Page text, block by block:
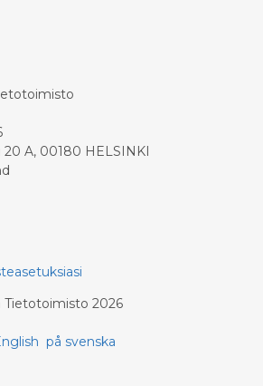
20 A, 00180 HELSINKI
Tietotoimisto 2026
på svenska